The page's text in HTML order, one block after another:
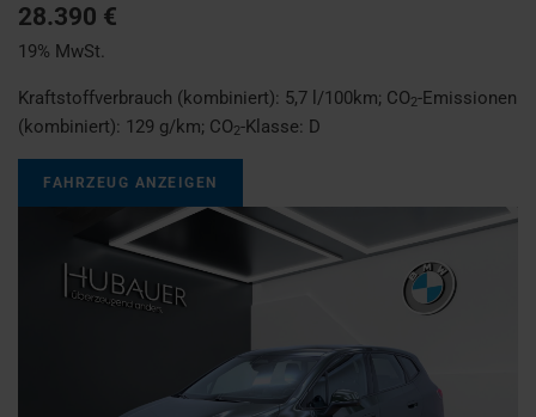
28.390 €
19% MwSt.
Kraftstoffverbrauch (kombiniert): 5,7 l/100km; CO2-Emissionen
(kombiniert): 129 g/km; CO2-Klasse: D
FAHRZEUG ANZEIGEN